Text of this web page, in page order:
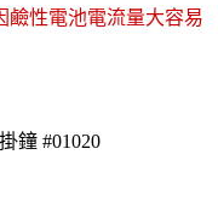
鹼性電池電流量大容易
鐘 #01020